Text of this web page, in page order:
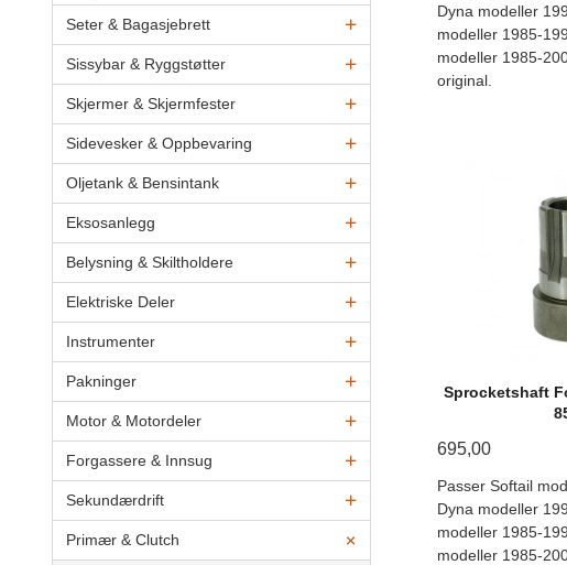
Seter & Bagasjebrett
Sissybar & Ryggstøtter
Skjermer & Skjermfester
Sidevesker & Oppbevaring
Oljetank & Bensintank
Eksosanlegg
Belysning & Skiltholdere
Elektriske Deler
Instrumenter
Pakninger
Motor & Motordeler
Forgassere & Innsug
Sekundærdrift
Primær & Clutch
Dyna modeller
modeller 1985-
modeller 1985-
original.
Sprocketshaft
695,00
Passer Softail
Dyna modeller
modeller 1985-
modeller 1985-